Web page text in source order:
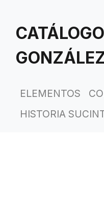
contenido
ELEMENTOS
HISTORIA